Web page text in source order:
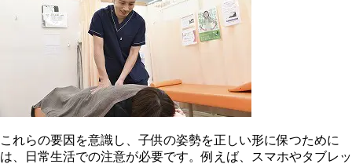
これらの要因を意識し、子供の姿勢を正しい形に保つために
は、日常生活での注意が必要です。例えば、スマホやタブレッ